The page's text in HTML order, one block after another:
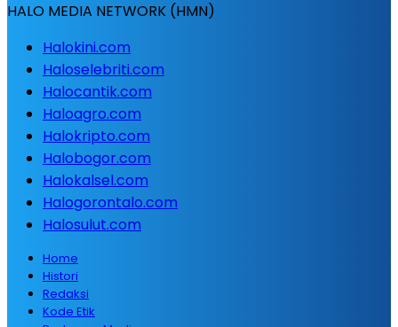
HALO MEDIA NETWORK (HMN)
Halokini.com
Haloselebriti.com
Halocantik.com
Haloagro.com
Halokripto.com
Halobogor.com
Halokalsel.com
Halogorontalo.com
Halosulut.com
Home
Histori
Redaksi
Kode Etik